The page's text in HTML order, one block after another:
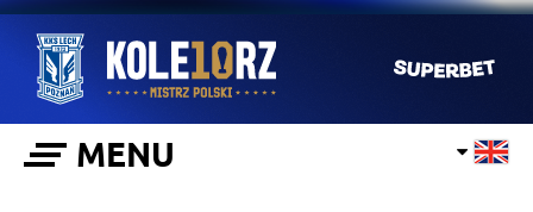
MENU